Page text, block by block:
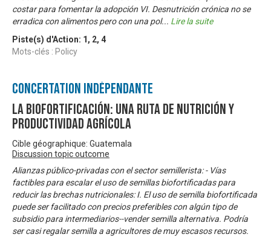
costar para fomentar la adopción VI. Desnutrición crónica no se
erradica con alimentos pero con una pol... Lire la suite
Piste(s) d'Action: 1 , 2, 4
Mots-clés : Policy
Concertation Indépendante
La biofortificación: una ruta de nutrición y
productividad agrícola
Cible géographique: Guatemala
Discussion topic outcome
Alianzas público-privadas con el sector semillerista: - Vías
factibles para escalar el uso de semillas biofortificadas para
reducir las brechas nutricionales: I. El uso de semilla biofortificada
puede ser facilitado con precios preferibles con algún tipo de
subsidio para intermediarios--vender semilla alternativa. Podría
ser casi regalar semilla a agricultores de muy escasos recursos.